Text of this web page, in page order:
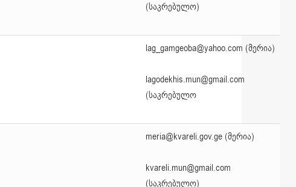
(საკრებულო)
lag_gamgeoba@yahoo.com (მერია)
lagodekhis.mun@gmail.com
(საკრებულო
meria@kvareli.gov.ge (მერია)
kvareli.mun@gmail.com
(საკრებულო)